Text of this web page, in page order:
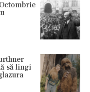
să lingi